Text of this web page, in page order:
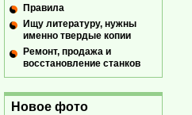
Правила
Ищу литературу, нужны
именно твердые копии
Ремонт, продажа и
восстановление станков
Новое фото